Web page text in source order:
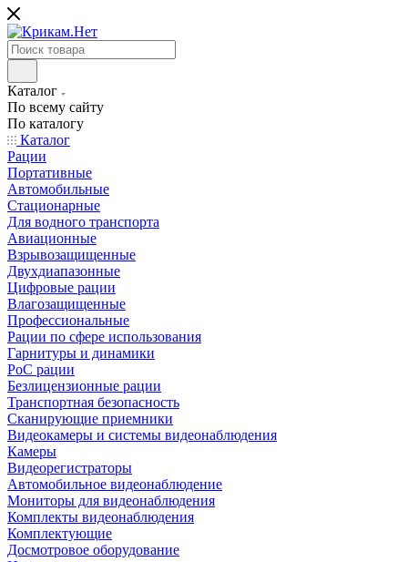
Каталог
По всему сайту
По каталогу
Каталог
Рации
Портативные
Автомобильные
Стационарные
Для водного транспорта
Авиационные
Взрывозащищенные
Двухдиапазонные
Цифровые рации
Влагозащищенные
Профессиональные
Рации по сфере использования
Гарнитуры и динамики
PoC рации
Безлицензионные рации
Транспортная безопасность
Сканирующие приемники
Видеокамеры и системы видеонаблюдения
Камеры
Видеорегистраторы
Автомобильное видеонаблюдение
Мониторы для видеонаблюдения
Комплекты видеонаблюдения
Комплектующие
Досмотровое оборудование